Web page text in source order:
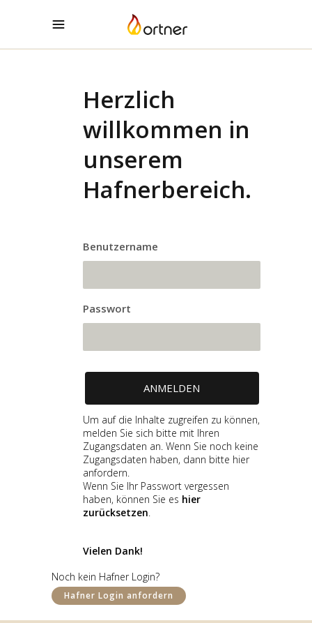
Herzlich
willkommen in
unserem
Hafnerbereich.
Benutzername
Passwort
Um auf die Inhalte zugreifen zu können,
melden Sie sich bitte mit Ihren
Zugangsdaten an. Wenn Sie noch keine
Zugangsdaten haben, dann bitte hier
anfordern.
Wenn Sie Ihr Passwort vergessen
haben, können Sie es hier
zurücksetzen.
Vielen Dank!
Noch kein Hafner Login?
Hafner Login anfordern